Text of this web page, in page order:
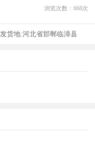
浏览次数： 668次
发货地:河北省邯郸临漳县